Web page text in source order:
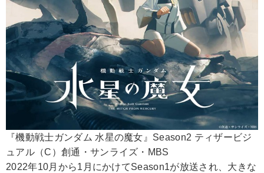
『機動戦士ガンダム 水星の魔女』Season2 ティザービジ
ュアル（C）創通・サンライズ・MBS
2022年10月から1月にかけてSeason1が放送され、大きな